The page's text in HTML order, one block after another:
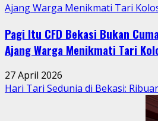
Ajang Warga Menikmati Tari
Pagi Itu CFD Bekasi Bukan
Ajang Warga Menikmati Tari
27 April 2026
Hari Tari Sedunia di Bekasi: